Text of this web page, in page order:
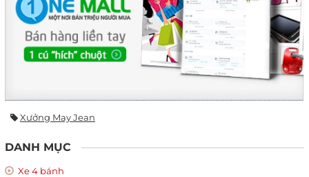
Xưởng May Jean
DANH MỤC
Xe 4 bánh